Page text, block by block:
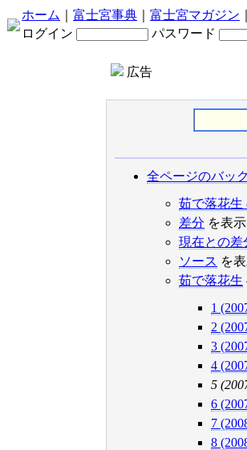
ホーム 富士宮事典 富士宮マガジン
ログイン
パスワード
広告
全ページのバッ
茹で落花生
差分 を表示
現在との差
ソース を
茹で落花生
1
2
3
4
5
6
7
8